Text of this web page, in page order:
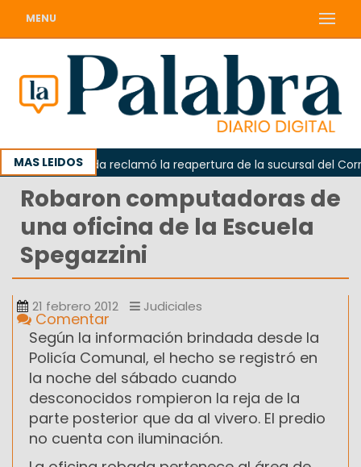
MENU
MAS LEIDOS
Odarda reclamó la reapertura de la sucursal del Correo
Robaron computadoras de
una oficina de la Escuela
Spegazzini
21 febrero 2012 Judiciales
Comentar
Según la información brindada desde la
Policía Comunal, el hecho se registró en
la noche del sábado cuando
desconocidos rompieron la reja de la
parte posterior que da al vivero. El predio
no cuenta con iluminación.